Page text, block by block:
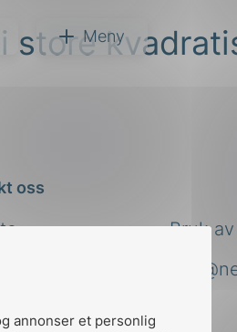
annonser et personlig
Meny
store
oss
Bruk